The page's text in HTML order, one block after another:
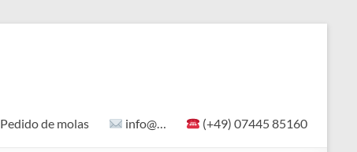
Pedido de molas info@… (+49) 07445 85160